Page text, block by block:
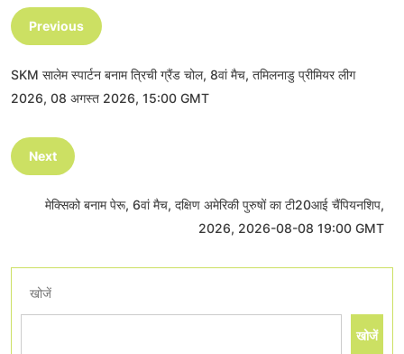
Previous
SKM सालेम स्पार्टन बनाम त्रिची ग्रैंड चोल, 8वां मैच, तमिलनाडु प्रीमियर लीग
2026, 08 अगस्त 2026, 15:00 GMT
Next
मेक्सिको बनाम पेरू, 6वां मैच, दक्षिण अमेरिकी पुरुषों का टी20आई चैंपियनशिप,
2026, 2026-08-08 19:00 GMT
खोजें
खोजें